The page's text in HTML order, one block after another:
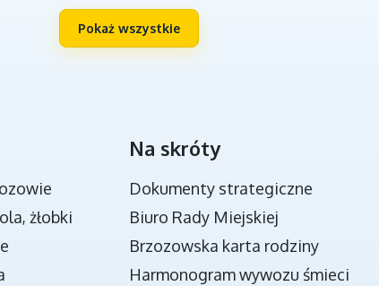
JAKOŚĆ KSZTAŁCENIA W GMINIE
BRZOZÓW - PROJEKT
Pokaż wszystkie
żłobki
Na skróty
Dokumenty strategiczne
Biuro Rady Miejskiej
Brzozowska karta rodziny
Harmonogram wywozu śmieci